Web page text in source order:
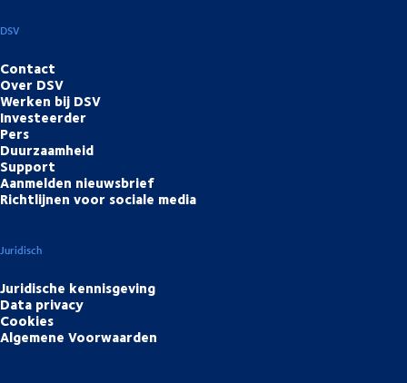
DSV
Contact
Over DSV
Werken bij DSV
Investeerder
Pers
Duurzaamheid
Support
Aanmelden nieuwsbrief
Richtlijnen voor sociale media
Juridisch
Juridische kennisgeving
Data privacy
Cookies
Algemene Voorwaarden